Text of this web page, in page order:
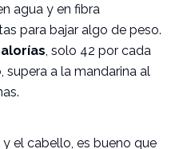
agua y en fibra
para bajar algo de peso.
, solo 42 por cada
supera a la mandarina al
el cabello, es bueno que